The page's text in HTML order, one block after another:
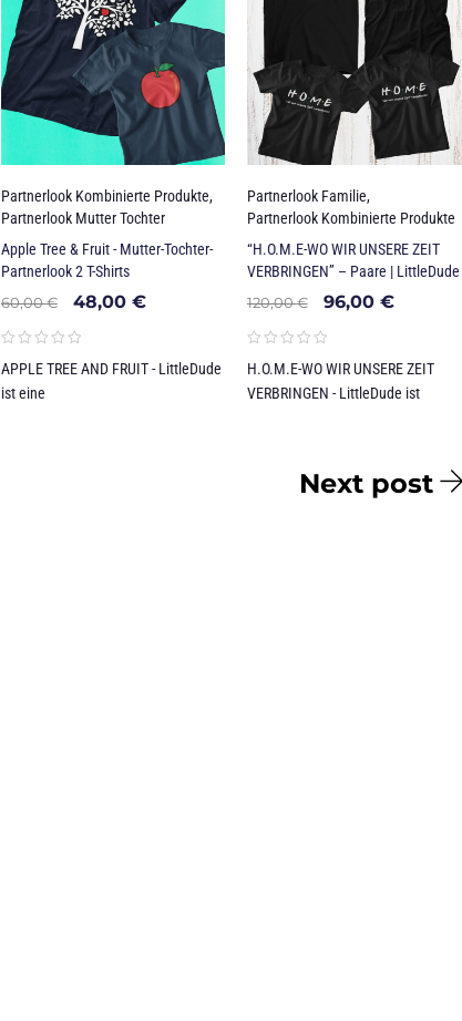
Partnerlook Kombinierte Produkte,
Partnerlook Mutter Tochter
Apple Tree & Fruit - Mutter-Tochter-
Partnerlook 2 T-Shirts
60,00€ 48,00 €
APPLE TREE AND FRUIT - LittleDude
ist eine
Partnerlook Familie,
Partnerlook Kombinierte Produkte
“H.O.M.E-WO WIR UNSERE ZEIT
VERBRINGEN” – Paare | LittleDude
120,00€ 96,00 €
H.O.M.E-WO WIR UNSERE ZEIT
VERBRINGEN - LittleDude ist
Next post